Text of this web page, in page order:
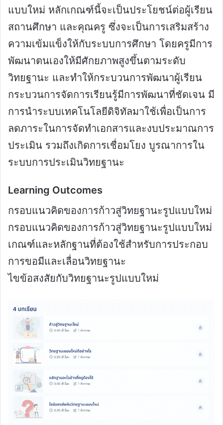
แบบใหม่ หลักเกณฑ์นี้จะเป็นประโยชน์ต่อผู้เรียน
สถานศึกษา และคุณครู ซึ่งจะเป็นการเสริมสร้าง
ความเข้มแข็งให้กับระบบการศึกษา โดยครูมีการ
พัฒนาตนเองให้มีศักยภาพสูงขึ้นตามระดับ
วิทยฐานะ และทำให้กระบวนการพัฒนาผู้เรียน
กระบวนการจัดการเรียนรู้มีการพัฒนาที่ชัดเจน มี
การนำระบบเทคโนโลยีดิจิทัลมาใช้เพื่อเป็นการ
ลดภาระในการจัดทำเอกสารและงบประมาณการ
ประเมิน รวมถึงเกิดการเชื่อมโยง บูรณาการใน
ระบบการประเมินวิทยฐานะ
Learning Outcomes
กรอบแนวคิดของการก้าวสู่วิทยฐานะรูปแบบใหม่
กรอบแนวคิดของการก้าวสู่วิทยฐานะรูปแบบใหม่
เกณฑ์และหลักฐานที่ต้องใช้สำหรับการประกอบ
การขอมีและเลื่อนวิทยฐานะ
ไขข้อสงสัยกับวิทยฐานะรูปแบบใหม่